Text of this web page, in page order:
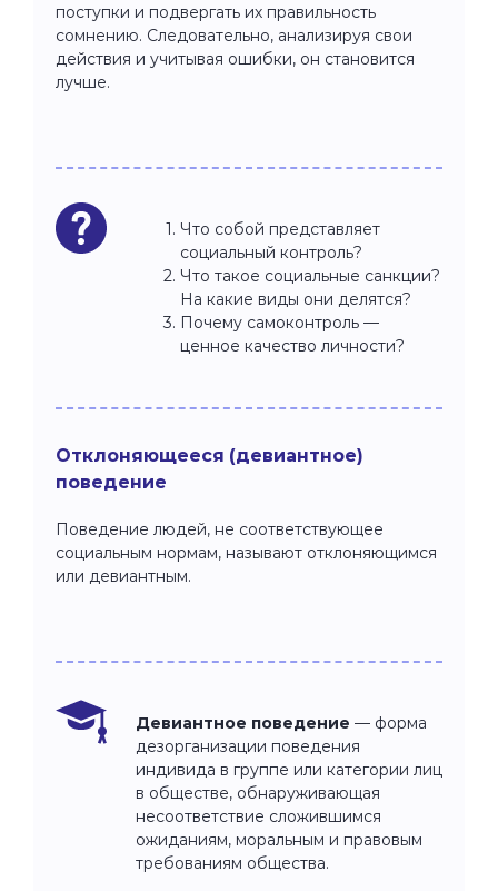
поступки и подвергать их правильность
сомнению. Следовательно, анализируя свои
действия и учитывая ошибки, он становится
лучше.
Что собой представляет
социальный контроль?
Что такое социальные санкции?
На какие виды они делятся?
Почему самоконтроль —
ценное качество личности?
Отклоняющееся (девиантное)
поведение
Поведение людей, не соответствующее
социальным нормам, называют отклоняющимся
или девиантным.
Девиантное поведение — форма
дезорганизации поведения
индивида в группе или категории лиц
в обществе, обнаруживающая
несоответствие сложившимся
ожиданиям, моральным и правовым
требованиям общества.